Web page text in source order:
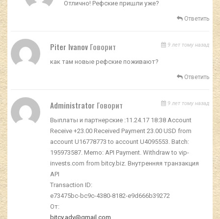
Отлично! Рефские пришли уже?
Ответить
Piter Ivanov Говорит 9 лет тому назад
как там новые рефские поживают?
Ответить
Administrator Говорит 9 лет тому назад
Выплаты и партнерские :11.24.17 18:38 Account
Receive +23.00 Received Payment 23.00 USD from
account U16778773 to account U4095553. Batch:
195973587. Memo: API Payment. Withdraw to vip-
invests.com from bitcy.biz. Внутренняя транзакция
API
Transaction ID:
e73475bc-bc9c-4380-8182-e9d666b39272
От:
bitcy.adv@gmail.com